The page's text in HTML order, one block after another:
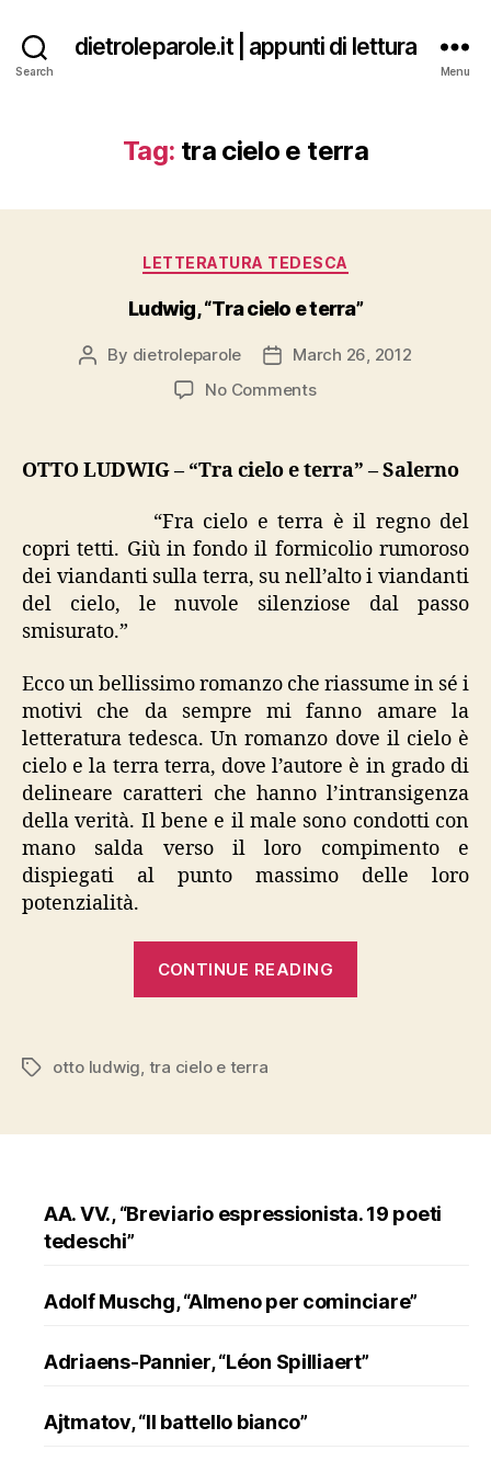
Search
dietroleparole.it | appunti di lettura
Menu
Tag: tra cielo e terra
Categories
LETTERATURA TEDESCA
Ludwig, “Tra cielo e terra”
Post
By dietroleparole
PostMarch 26, 2012
No Commentson
terra”
OTTO LUDWIG – “Tra cielo e terra” – Salerno
“Fra cielo e terra è il regno del
copri tetti. Giù in fondo il formicolio rumoroso
dei viandanti sulla terra, su nell’alto i viandanti
del cielo, le nuvole silenziose dal passo
smisurato.”
Ecco un bellissimo romanzo che riassume in sé i
motivi che da sempre mi fanno amare la
letteratura tedesca. Un romanzo dove il cielo è
cielo e la terra terra, dove l’autore è in grado di
delineare caratteri che hanno l’intransigenza
della verità. Il bene e il male sono condotti con
mano salda verso il loro compimento e
dispiegati al punto massimo delle loro
potenzialità.
CONTINUE READING
Tagsotto ludwig tra cielo e terra
AA. VV., “Breviario espressionista. 19 poeti
tedeschi”
Adolf Muschg, “Almeno per cominciare”
Adriaens-Pannier, “Léon Spilliaert”
Ajtmatov, “Il battello bianco”